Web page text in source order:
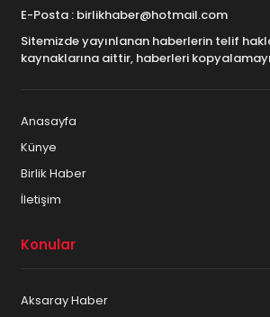
E-Posta : birlikhaber@hotmail.com
Sitemizde yayınlanan haberlerin telif
kaynaklarına aittir, haberleri
Anasayfa
Künye
Birlik Haber
İletişim
Konular
Aksaray Haber